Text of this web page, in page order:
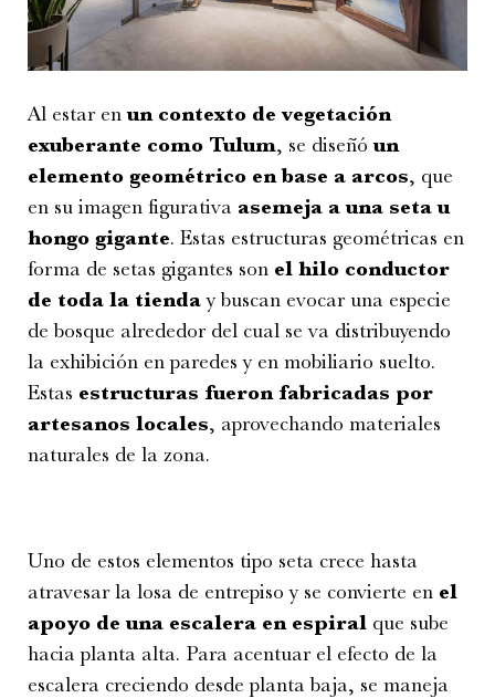
Al estar enun contexto de vegetación
exuberante como Tulum, se diseñóun
elemento geométrico en base a arcos, que
en su imagen figurativa asemeja a una seta u
hongo gigante. Estas estructuras geométricas en
forma de setas gigantes son el hilo conductor
de toda la tienday buscan evocar una especie
de bosque alrededor del cual se va distribuyendo
la exhibición en paredes y en mobiliario suelto.
Estas estructuras fueron fabricadas por
artesanos locales, aprovechando materiales
naturales de la zona.
Uno de estos elementos tipo seta crece hasta
atravesar la losa de entrepiso y se convierte en el
apoyo de una escalera en espiral que sube
hacia planta alta. Para acentuar el efecto de la
escalera creciendo desde planta baja, se maneja